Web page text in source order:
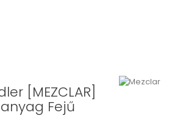
[MEZCLAR]
Fejű